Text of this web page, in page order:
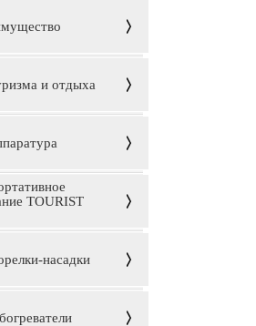
и отдыха
TOURIST
насадки